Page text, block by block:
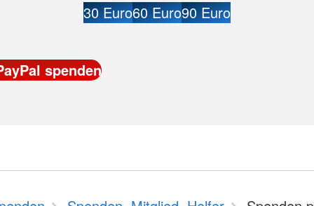
30 Euro60 Euro90 Euro